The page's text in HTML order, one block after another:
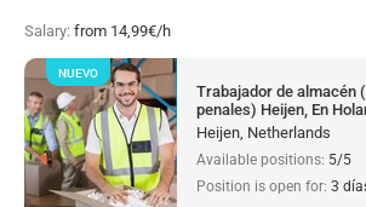
Salary: from 14,99€/h
Trabajador de almacén
penales) Heijen, En
Heijen, Netherlands
Available positions: 5/5
Position is open for: 3
NUEVO